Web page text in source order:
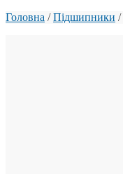
Головна /Підшипники /